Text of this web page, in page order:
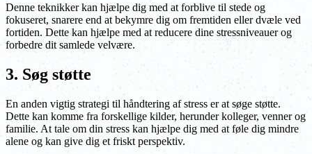
Denne teknikker kan hjælpe dig med at forblive til stede og
fokuseret, snarere end at bekymre dig om fremtiden eller dvæle ved
fortiden. Dette kan hjælpe med at reducere dine stressniveauer og
forbedre dit samlede velvære.
3. Søg støtte
En anden vigtig strategi til håndtering af stress er at søge støtte.
Dette kan komme fra forskellige kilder, herunder kolleger, venner og
familie. At tale om din stress kan hjælpe dig med at føle dig mindre
alene og kan give dig et friskt perspektiv.